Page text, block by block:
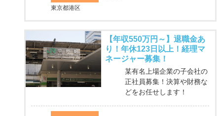
東京都港区
【年収550万円～】退職金あ
り！年休123日以上！経理マ
ネージャー募集！
某有名上場企業の子会社の
正社員募集！決算や財務な
どをお任せします！